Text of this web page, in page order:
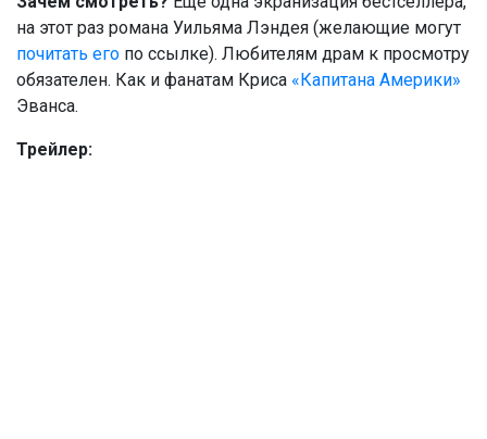
на этот раз романа Уильяма Лэндея (желающие могут
почитать его по ссылке). Любителям драм к просмотру
обязателен. Как и фанатам Криса «Капитана Америки»
Эванса.
Трейлер: